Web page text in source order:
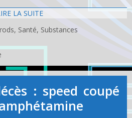
LA SUITE
, Santé, Substances
: speed coupé